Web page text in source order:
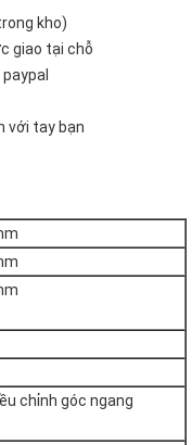
kho)
giao tại chỗ
với tay bạn
chỉnh góc ngang